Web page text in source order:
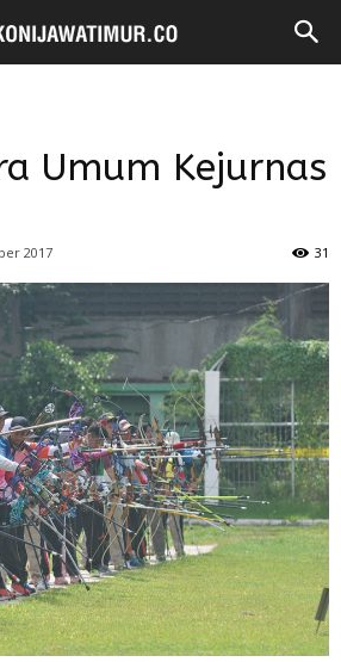
Umum Kejurnas
2017 31